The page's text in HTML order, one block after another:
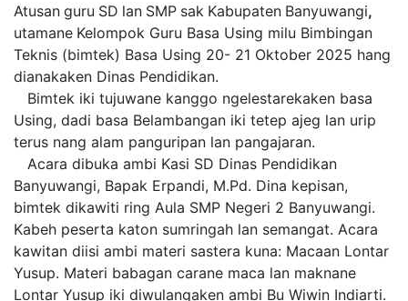
Atusan guru SD lan SMP sak Kabupaten Banyuwangi,
utamane Kelompok Guru Basa Using milu Bimbingan
Teknis (bimtek) Basa Using 20- 21 Oktober 2025 hang
dianakaken Dinas Pendidikan.
Bimtek iki tujuwane kanggo ngelestarekaken basa
Using, dadi basa Belambangan iki tetep ajeg lan urip
terus nang alam panguripan lan pangajaran.
Acara dibuka ambi Kasi SD Dinas Pendidikan
Banyuwangi, Bapak Erpandi, M.Pd. Dina kepisan,
bimtek dikawiti ring Aula SMP Negeri 2 Banyuwangi.
Kabeh peserta katon sumringah lan semangat. Acara
kawitan diisi ambi materi sastera kuna: Macaan Lontar
Yusup. Materi babagan carane maca lan maknane
Lontar Yusup iki diwulangaken ambi Bu Wiwin Indiarti.